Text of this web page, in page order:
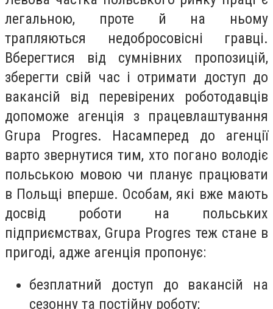
легальною, проте й на ньому
трапляються недобросовісні гравці.
Вберегтися від сумнівних пропозицій,
зберегти свій час і отримати доступ до
вакансій від перевірених роботодавців
допоможе агенція з працевлаштування
Grupa Progres. Насамперед до агенції
варто звернутися тим, хто погано володіє
польською мовою чи планує працювати
в Польщі вперше. Особам, які вже мають
досвід роботи на польських
підприємствах, Grupa Progres теж стане в
пригоді, адже агенція пропонує:
безплатний доступ до вакансій на
сезонну та постійну роботу;